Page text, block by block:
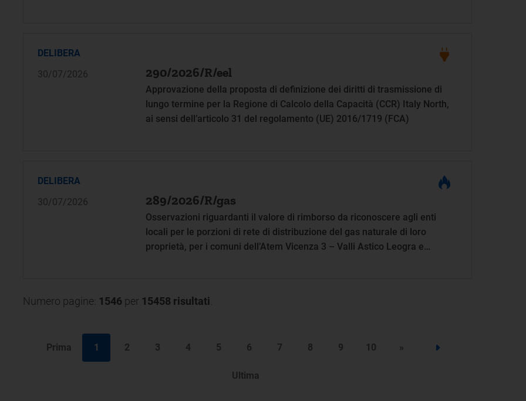
DELIBERA
30/07/2026
290/2026/R/eel
Approvazione della proposta di definizione dei diritti di trasmissione di
lungo termine per la Regione di Calcolo della Capacità (CCR) Italy North,
ai sensi dell’articolo 31 del regolamento (UE) 2016/1719 (FCA)
DELIBERA
30/07/2026
289/2026/R/gas
Osservazioni riguardanti il valore di rimborso da riconoscere agli enti
locali per le porzioni di rete di distribuzione del gas naturale di loro
proprietà, per i comuni dell’Atem Vicenza 3 – Valli Astico Leogra e
Numero pagine: 1546per 15458 risultati
Prima 1 2 3 4 5 6 7 8 9 10 »
Step successivo
Ultima